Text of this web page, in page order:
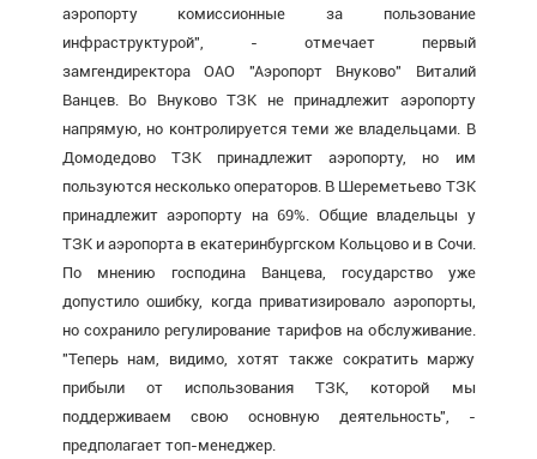
аэропорту комиссионные за пользование
инфраструктурой", - отмечает первый
замгендиректора ОАО "Аэропорт Внуково" Виталий
Ванцев. Во Внуково ТЗК не принадлежит аэропорту
напрямую, но контролируется теми же владельцами. В
Домодедово ТЗК принадлежит аэропорту, но им
пользуются несколько операторов. В Шереметьево ТЗК
принадлежит аэропорту на 69%. Общие владельцы у
ТЗК и аэропорта в екатеринбургском Кольцово и в Сочи.
По мнению господина Ванцева, государство уже
допустило ошибку, когда приватизировало аэропорты,
но сохранило регулирование тарифов на обслуживание.
"Теперь нам, видимо, хотят также сократить маржу
прибыли от использования ТЗК, которой мы
поддерживаем свою основную деятельность", -
предполагает топ-менеджер.